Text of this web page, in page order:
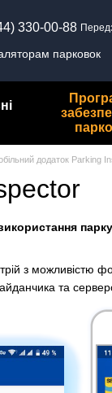
330-00-88
парковок
додаток Parking
з можливістю
та